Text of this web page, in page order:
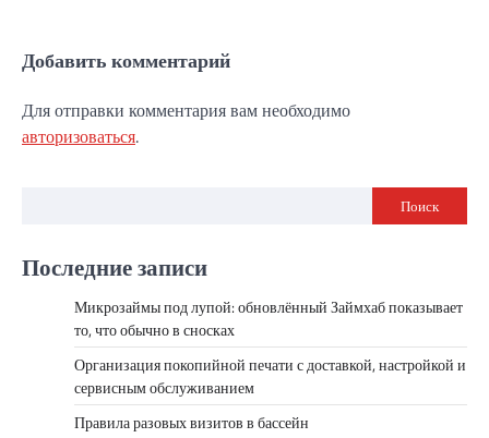
Добавить комментарий
Для отправки комментария вам необходимо
авторизоваться.
Поиск
Последние записи
Микрозаймы под лупой: обновлённый Займхаб показывает
то, что обычно в сносках
Организация покопийной печати с доставкой, настройкой и
сервисным обслуживанием
Правила разовых визитов в бассейн